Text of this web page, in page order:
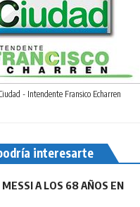
- Intendente Fransico Echarren
interesarte
MESSI A LOS 68 AÑOS EN